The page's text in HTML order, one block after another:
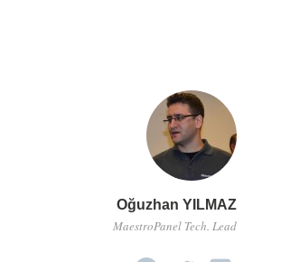
Oğuzhan YILMAZ
MaestroPanel Tech. Lead